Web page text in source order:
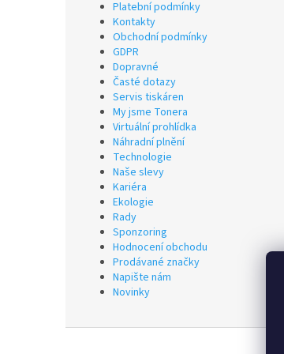
Platební podmínky
Kontakty
Obchodní podmínky
GDPR
Dopravné
Časté dotazy
Servis tiskáren
My jsme Tonera
Virtuální prohlídka
Náhradní plnění
Technologie
Naše slevy
Kariéra
Ekologie
Rady
Sponzoring
Hodnocení obchodu
Prodávané značky
Napište nám
Novinky